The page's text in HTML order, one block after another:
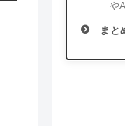
や
まと